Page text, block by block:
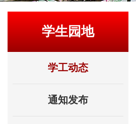
学生园地
学工动态
通知发布